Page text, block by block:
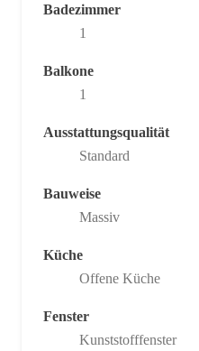
Badezimmer
1
Balkone
1
Ausstattungsqualität
Standard
Bauweise
Massiv
Küche
Offene Küche
Fenster
Kunststofffenster